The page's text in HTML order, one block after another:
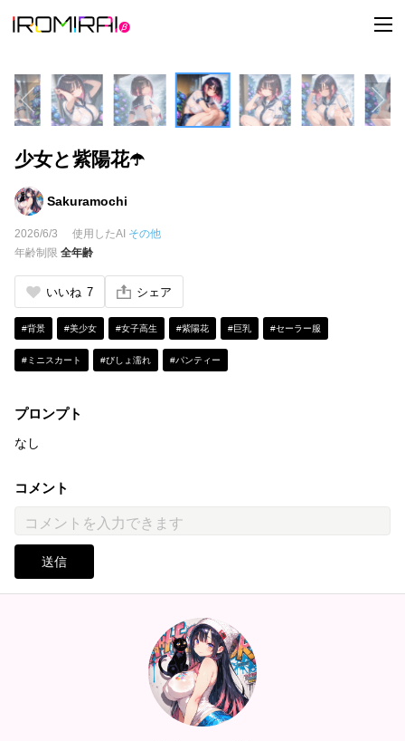
t
o
l
e
n
a
v
少女と紫陽花☂️
Sakuramochi
2026/6/3 使用したAI その他
年齢制限 全年齢
いいね 7 シェア
#背景 #美少女 #女子高生 #紫陽花 #巨乳 #セーラー服
#ミニスカート #びしょ濡れ #パンティー
プロンプト
なし
コメント
送信